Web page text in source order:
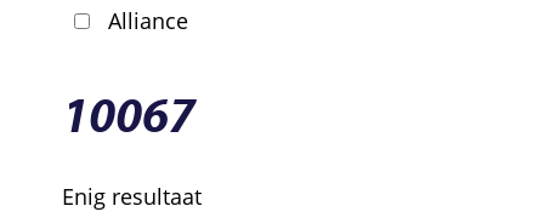
Alliance
10067
Enig resultaat